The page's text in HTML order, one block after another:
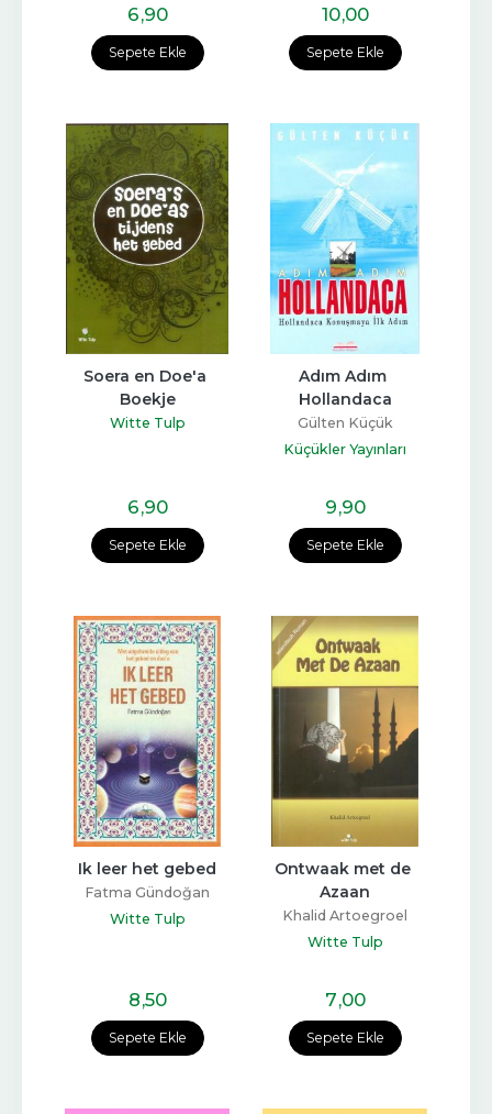
Sepete Ekle
6,90
Sepete Ekle
10,00
Sepete Ekle
Soera en Doe'a
Boekje
Witte Tulp
6,90
Sepete Ekle
Adım Adım
Hollandaca
Gülten Küçük
Küçükler Yayınları
9,90
Sepete Ekle
Ik leer het gebed
Fatma Gündoğan
Witte Tulp
8,50
Sepete Ekle
Ontwaak met de
Azaan
Khalid Artoegroel
Witte Tulp
7,00